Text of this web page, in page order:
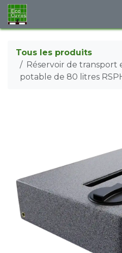
Se rendre au contenu
Tous les produits
Réservoir de transport
potable de 80 litres